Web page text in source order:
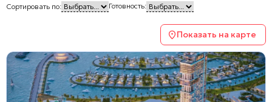
Сортировать по: Готовность:
Показать на карте